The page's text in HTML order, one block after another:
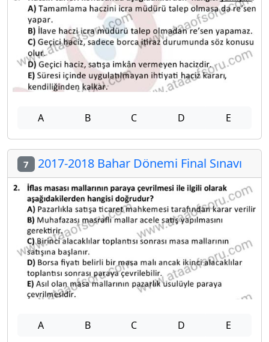
A B C D E
7 2017-2018 Bahar Dönemi Final Sınavı
A B C D E